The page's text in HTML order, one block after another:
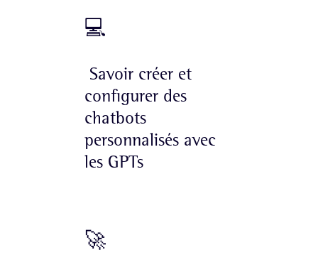
💻
Savoir créer et
configurer des
chatbots
personnalisés avec
les GPTs
🚀